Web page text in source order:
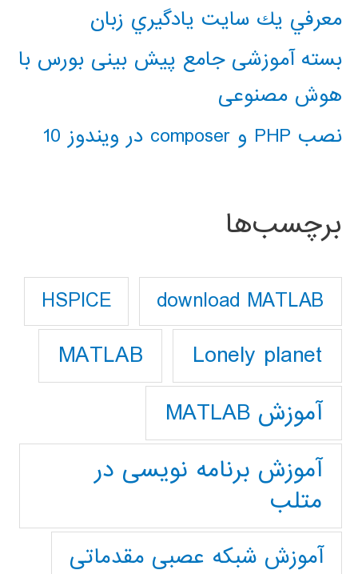
معرفي يك سايت يادگيري زبان
بسته آموزشی جامع پیش بینی بورس با
هوش مصنوعی
نصب PHP و composer در ویندوز 10
برچسب‌ها
download MATLAB
HSPICE
Lonely planet
MATLAB
آموزش MATLAB
آموزش برنامه نویسی در
متلب
آموزش شبکه عصبی مقدماتی